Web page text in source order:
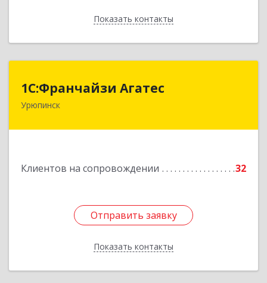
Показать контакты
Назад
1С:Франчайзи Агатес
Урюпинск
Клиентов на сопровождении 32
Отправить заявку
Показать контакты
403113, Волгоградская обл, Урюпинск г, Ленина
Отправить заявку
Назад